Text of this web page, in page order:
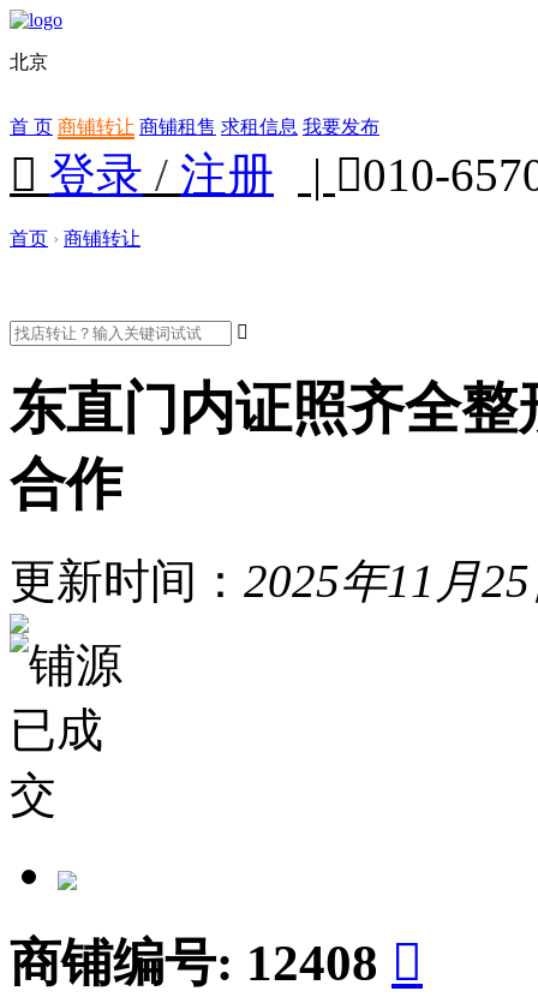
北京
首 页 商铺转让 商铺租售 求租信息 我要发布
 登录 / 注册 | 010-
首页 › 商铺转让

东直门内证照齐全
合作
更新时间： 2025年11月
商铺编号: 12408 